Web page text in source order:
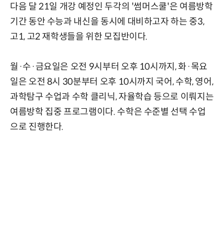
다음 달 21일 개강 예정인 두각의 '썸머스쿨'은 여름방학
기간 동안 수능과 내신을 동시에 대비하고자 하는 중3,
고1, 고2 재학생들을 위한 모집반이다.
월·수·금요일은 오전 9시부터 오후 10시까지, 화·목요
일은 오전 8시 30분부터 오후 10시까지 국어, 수학, 영어,
과학탐구 수업과 수학 클리닉, 자율학습 등으로 이뤄지는
여름방학 집중 프로그램이다. 수학은 수준별 선택 수업
으로 진행한다.